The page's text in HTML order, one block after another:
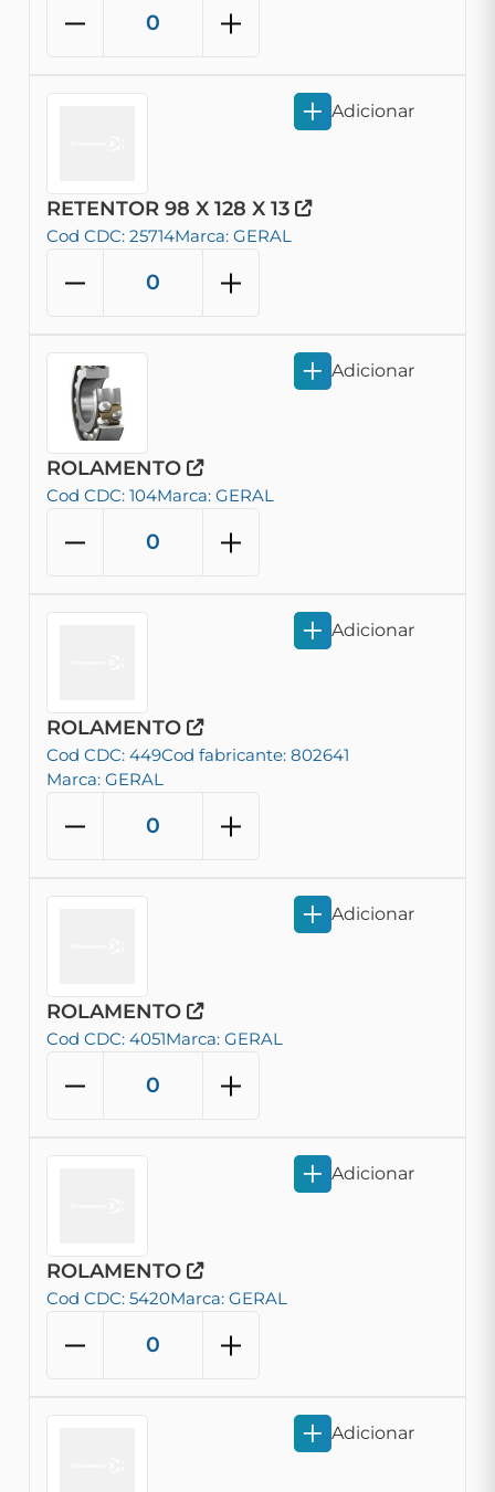
RETENTOR 98 X 128 X 13
Cod CDC: 25714Marca: GERAL
Adicionar
ROLAMENTO
Cod CDC: 104Marca: GERAL
Adicionar
ROLAMENTO
Cod CDC: 449Cod fabricante: 802641
Marca: GERAL
Adicionar
ROLAMENTO
Cod CDC: 4051Marca: GERAL
Adicionar
ROLAMENTO
Cod CDC: 5420Marca: GERAL
Adicionar
Adicionar